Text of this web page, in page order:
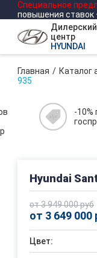
Специальное
повышения ставок
Дилерский
центр
HYUNDAI
Главная Каталог
935
-10%
Hyundai
от 3 949 000 руб
от 3 649 000
Цвет: